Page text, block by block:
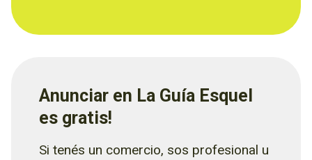
Anunciar en La Guía Esquel
es gratis!
Si tenés un comercio, sos profesional u